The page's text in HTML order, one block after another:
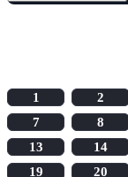
1
2
7
8
13
14
19
20